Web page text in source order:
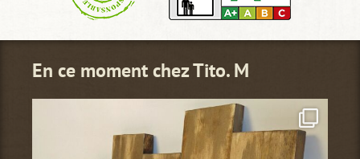
En ce moment chez Tito. M